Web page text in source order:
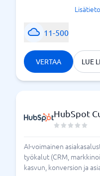
11-500
VERTAA LUE
HubSpot
AI-voimainen
työkalut (CRM,
kasvun, konversion ja